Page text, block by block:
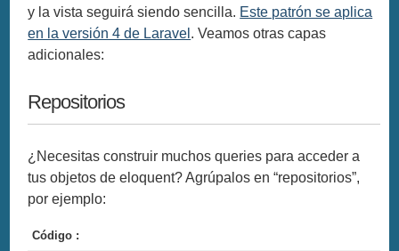
y la vista seguirá siendo sencilla. Este patrón se aplica
en la versión 4 de Laravel . Veamos otras capas
adicionales:
Repositorios
¿Necesitas construir muchos queries para acceder a
tus objetos de eloquent? Agrúpalos en “repositorios”,
por ejemplo:
Código :